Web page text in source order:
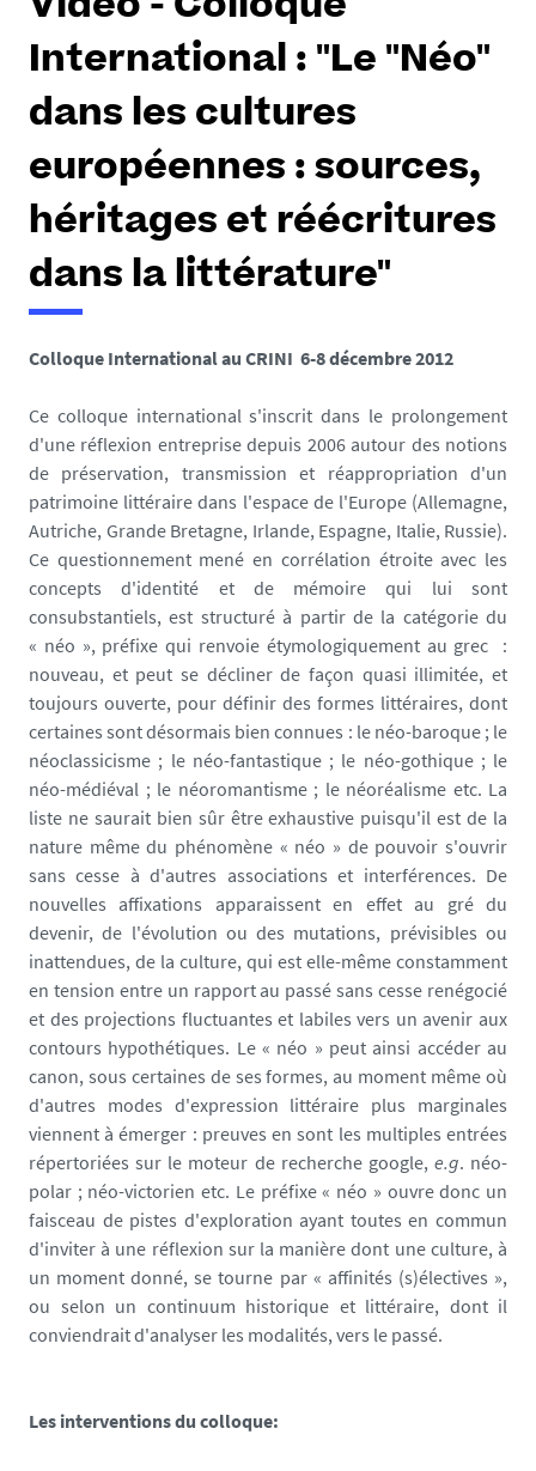
Vidéo - Colloque
International : "Le "Néo"
dans les cultures
européennes : sources,
héritages et réécritures
dans la littérature"
Colloque International au CRINI 6-8 décembre 2012
Ce colloque international s'inscrit dans le prolongement
d'une réflexion entreprise depuis 2006 autour des notions
de préservation, transmission et réappropriation d'un
patrimoine littéraire dans l'espace de l'Europe (Allemagne,
Autriche, Grande Bretagne, Irlande, Espagne, Italie, Russie).
Ce questionnement mené en corrélation étroite avec les
concepts d'identité et de mémoire qui lui sont
consubstantiels, est structuré à partir de la catégorie du
« néo », préfixe qui renvoie étymologiquement au grec :
nouveau, et peut se décliner de façon quasi illimitée, et
toujours ouverte, pour définir des formes littéraires, dont
certaines sont désormais bien connues : le néo-baroque ; le
néoclassicisme ; le néo-fantastique ; le néo-gothique ; le
néo-médiéval ; le néoromantisme ; le néoréalisme etc. La
liste ne saurait bien sûr être exhaustive puisqu'il est de la
nature même du phénomène « néo » de pouvoir s'ouvrir
sans cesse à d'autres associations et interférences. De
nouvelles affixations apparaissent en effet au gré du
devenir, de l'évolution ou des mutations, prévisibles ou
inattendues, de la culture, qui est elle-même constamment
en tension entre un rapport au passé sans cesse renégocié
et des projections fluctuantes et labiles vers un avenir aux
contours hypothétiques. Le « néo » peut ainsi accéder au
canon, sous certaines de ses formes, au moment même où
d'autres modes d'expression littéraire plus marginales
viennent à émerger : preuves en sont les multiples entrées
répertoriées sur le moteur de recherche google, e.g. néo-
polar ; néo-victorien etc. Le préfixe « néo » ouvre donc un
faisceau de pistes d'exploration ayant toutes en commun
d'inviter à une réflexion sur la manière dont une culture, à
un moment donné, se tourne par « affinités (s)électives »,
ou selon un continuum historique et littéraire, dont il
conviendrait d'analyser les modalités, vers le passé.
Les interventions du colloque: